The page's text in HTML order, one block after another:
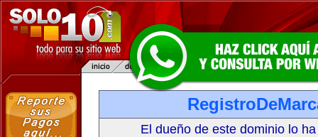
El dueño de este dominio lo